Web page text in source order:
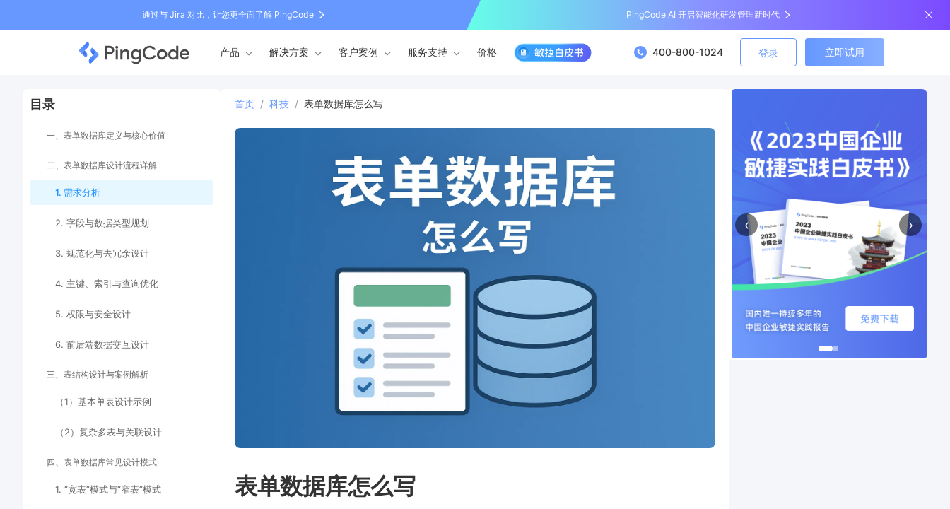
通过与 Jira 对比，让您更全面了解 PingCode PingCode AI 开启智能化研发管理新时代
产品 解决方案 客户案例 服务支持 价格 400-800-1024 登录 立即试用
目录
一、表单数据库定义与核心价值
二、表单数据库设计流程详解
1. 需求分析
2. 字段与数据类型规划
3. 规范化与去冗余设计
4. 主键、索引与查询优化
5. 权限与安全设计
6. 前后端数据交互设计
三、表结构设计与案例解析
（1）基本单表设计示例
（2）复杂多表与关联设计
四、表单数据库常见设计模式
1. “宽表”模式与“窄表”模式
首页 / 科技 / 表单数据库怎么写
表单数据库怎么写
‹ ›